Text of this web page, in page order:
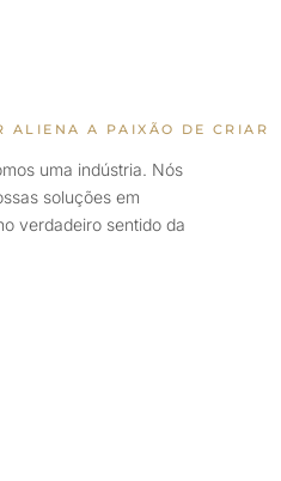
ALIENA A PAIXÃO DE CRIAR
uma indústria. Nós
soluções em
verdadeiro sentido da